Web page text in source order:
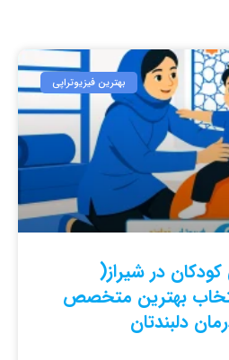
بهترین فیزیوتراپی
کودکان در شیراز(
بهترین متخصص
دلبندتان